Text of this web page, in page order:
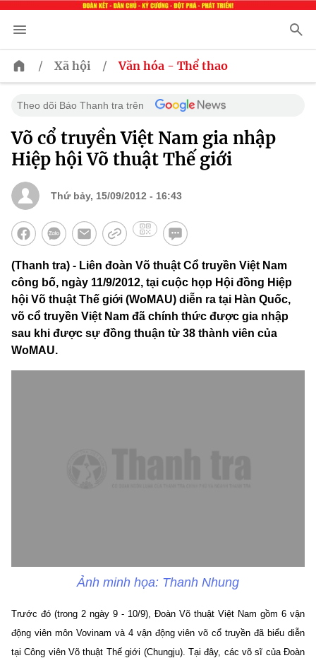
/ Xã hội / Văn hóa - Thể thao
Theo dõi Báo Thanh tra trên
Võ cổ truyền Việt Nam gia nhập
Hiệp hội Võ thuật Thế giới
Thứ bảy, 15/09/2012 - 16:43
(Thanh tra) - Liên đoàn Võ thuật Cổ truyền Việt Nam
công bố, ngày 11/9/2012, tại cuộc họp Hội đồng Hiệp
hội Võ thuật Thế giới (WoMAU) diễn ra tại Hàn Quốc,
võ cổ truyền Việt Nam đã chính thức được gia nhập
sau khi được sự đồng thuận từ 38 thành viên của
WoMAU.
Ảnh minh họa: Thanh Nhung
Trước đó (trong 2 ngày 9 - 10/9), Đoàn Võ thuật Việt Nam gồm 6 vận
động viên môn Vovinam và 4 vận động viên võ cổ truyền đã biểu diễn
tại Công viên Võ thuật Thế giới (Chungju). Tại đây, các võ sĩ của Đoàn